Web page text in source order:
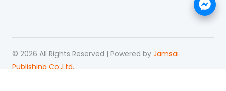
© 2026 All Rights Reserved | Powered by Jamsai
Publishing Co.,Ltd..